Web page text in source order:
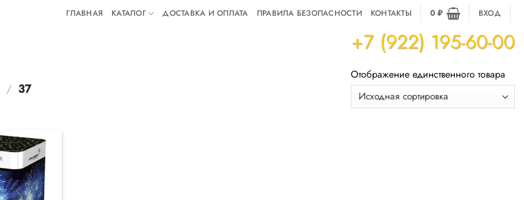
ГЛАВНАЯ КАТАЛОГ ДОСТАВКА И ОПЛАТА ПРАВИЛА БЕЗОПАСНОСТИ КОНТАКТЫ 0₽ ВХОД
+7 (922) 195-60-00
/ 37
Отображение единственного товара